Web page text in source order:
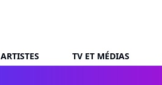
ARTISTES TV ET MÉDIAS